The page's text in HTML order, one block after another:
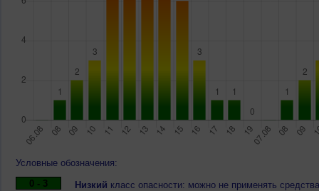
Условные обозначения:
0 - 3
Низкий класс опасности: можно не применять